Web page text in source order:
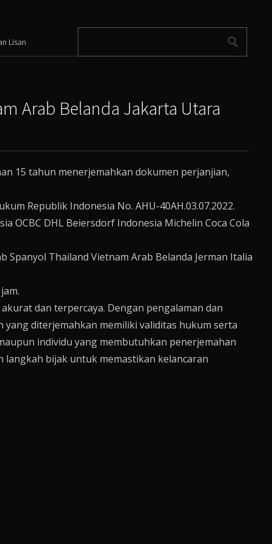
Lisan
Arab Belanda Jakarta Utara
15 tahun menerjemahkan dokumen perjanjian,
Republik Indonesia No. AHU-40AH.03.07.2022.
OCBC DHL Beiersdorf Indonesia Michelin Coca Cola
Thailand Vietnam Arab Belanda Jerman Italia
dan terpercaya. Dengan pengalaman dan
diterjemahkan memiliki validitas hukum serta
individu yang membutuhkan penerjemahan
bijak untuk memastikan kelancaran